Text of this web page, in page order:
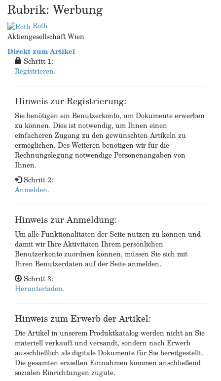
Rubrik: Werbung
Roth
Aktiengesellschaft Wien
Direkt zum Artikel
Schritt 1:
Registrieren.
Hinweis zur Registrierung:
Sie benötigen ein Benutzerkonto, um Dokumente erwerben
zu können. Dies ist notwendig, um Ihnen einen
einfacheren Zugang zu den gewünschten Artikeln zu
ermöglichen. Des Weiteren benötigen wir für die
Rechnungslegung notwendige Personenangaben von
Ihnen.
Schritt 2:
Anmelden.
Hinweis zur Anmeldung:
Um alle Funktionalitäten der Seite nutzen zu können und
damit wir Ihre Aktivitäten Ihrem persönlichen
Benutzerkonto zuordnen können, müssen Sie sich mit
Ihren Benutzerdaten auf der Seite anmelden.
Schritt 3:
Herunterladen.
Hinweis zum Erwerb der Artikel:
Die Artikel in unserem Produktkatalog werden nicht an Sie
materiell verkauft und versandt, sondern nach Erwerb
ausschließlich als digitale Dokumente für Sie bereitgestellt.
Die gesamten erzielten Einnahmen kommen anschließend
sozialen Einrichtungen zugute.